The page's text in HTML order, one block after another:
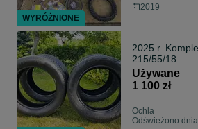
2019
2025 r.
215/55/18
Używane
1 100 zł
Ochla
Odświeżono
WYRÓŻNIONE